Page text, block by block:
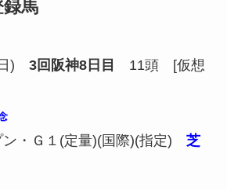
録馬
) 3回阪神8日目
11頭 [仮想
ン・Ｇ１(定量)(国際)(指定) 芝